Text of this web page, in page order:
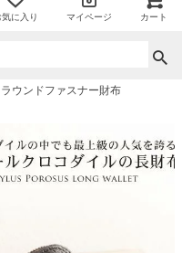
気に入り マイページ カート
ラウンドファスナー財布